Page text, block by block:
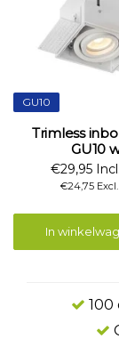
GU10
Trimless
GU10
€29,95
€24,75
In